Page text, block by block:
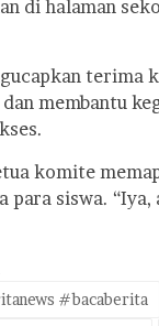
di halaman
terima
membantu
komite
para siswa.
#bacaberita